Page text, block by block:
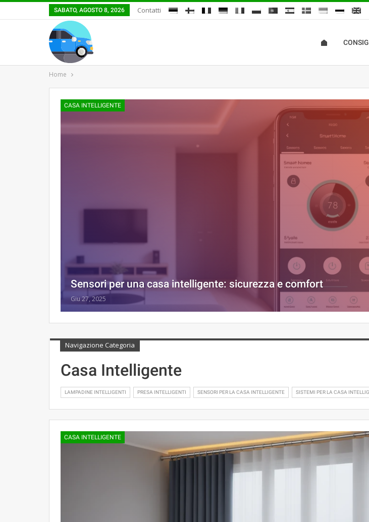
SABATO, AGOSTO 8, 2026 Contatti
Home
CASA INTELLIGENTE
Sensori per una casa intelligente: sicurezza e comfort
Giu 27, 2025
Navigazione Categoria
Casa Intelligente
LAMPADINE INTELLIGENTI PRESA INTELLIGENTI SENSORI PER LA CASA INTELLIGENTE SISTEMI PER LA CASA
CASA INTELLIGENTE